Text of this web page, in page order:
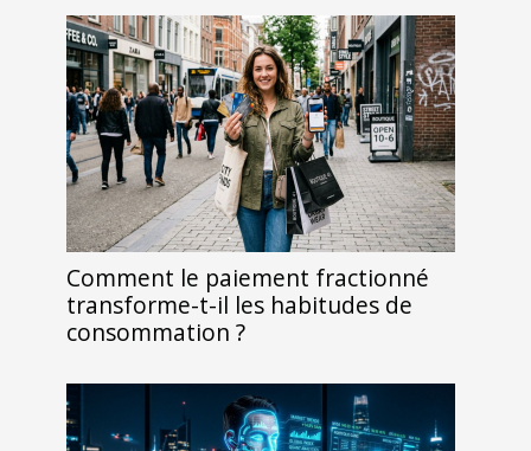
Comment le paiement fractionné
transforme-t-il les habitudes de
consommation ?